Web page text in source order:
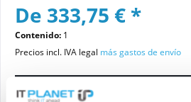
De 333,75 € *
Contenido: 1
Precios incl. IVA legal más gastos de envío
Por favor elige una